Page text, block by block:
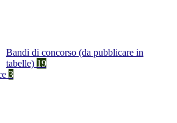
Bandi di concorso (da pubblicare in
tabelle) 19
3